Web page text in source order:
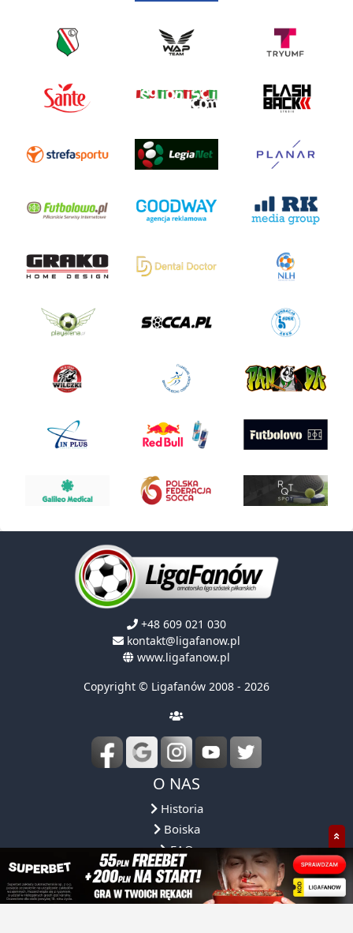
kontakt@ligafanow.pl
www.ligafanow.pl
O NAS
Boiska
FAQ
Regulamin
Obsługa ligi
Reprezentacja